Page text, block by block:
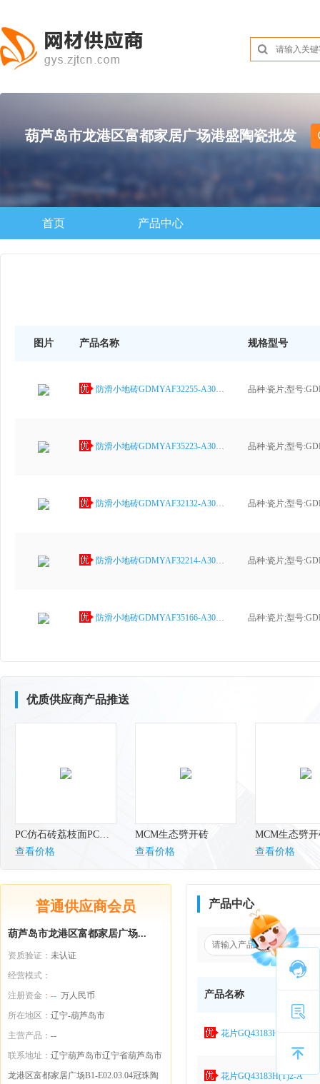
葫芦岛市龙港区富都家居广场港盛陶瓷批发
首页 产品中心
图片 产品名称 规格型号
防滑小地砖GDMYAF32255-A300×300
防滑小地砖GDMYAF35223-A300×300
防滑小地砖GDMYAF32132-A300×300
防滑小地砖GDMYAF32214-A300×300
防滑小地砖GDMYAF35166-A300×300
优质供应商产品推送
PC仿石砖荔枝面PC仿石砖水磨面PC仿石砖 600×600×
查看价格
MCM生态劈开砖
查看价格
MCM生态劈
查看价格
普通供应商会员
葫芦岛市龙港区富都家居广场...
资质验证： 未认证
经营模式：
注册资金： -- 万人民币
所在地区： 辽宁-葫芦岛市
主营产品： --
联系地址： 辽宁葫芦岛市辽宁省葫芦岛市
龙港区富都家居广场B1-E02.03.04冠珠陶
产品中心
产品名称
花片GQ43183H(T)-1-A
花片GQ43183H(T)2-A